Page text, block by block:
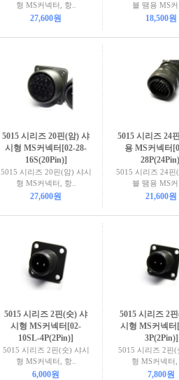
형 MS커넥터, 항..
27,600원
블 땜용 MS
18,500원
5015 시리즈 20핀(암) 샤
시형 MS커넥터[02-28-
16S(20Pin)]
5015 시리즈 20핀(암) 샤시
형 MS커넥터, 항..
27,600원
5015 시리즈 24
용 MS커넥터
5015 시리즈 24핀
블 땜용 MS
21,600원
5015 시리즈 2핀(숫) 샤
시형 MS커넥터[02-
10SL-4P(2Pin)]
5015 시리즈 2핀(숫) 샤시
형 MS커넥터, 항..
6,000원
5015 시리즈 2
시형 MS커넥터
3P(2Pin)]
5015 시리즈 2핀(
형 MS커넥터,
7,800원